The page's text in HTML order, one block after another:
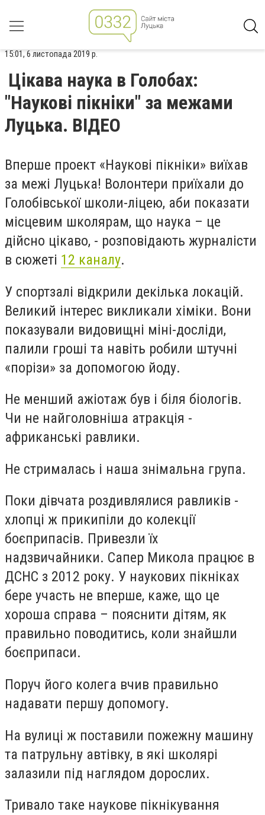
15:01, 6 листопада 2019 р.
Цікава наука в Голобах:
"Наукові пікніки" за межами
Луцька. ВІДЕО
Вперше проект «Наукові пікніки» виїхав
за межі Луцька! Волонтери приїхали до
Голобівської школи-ліцею, аби показати
місцевим школярам, що наука – це
дійсно цікаво, - розповідають журналісти
в сюжеті 12 каналу.
У спортзалі відкрили декілька локацій.
Великий інтерес викликали хіміки. Вони
показували видовищні міні-досліди,
палили гроші та навіть робили штучні
«порізи» за допомогою йоду.
Не менший ажіотаж був і біля біологів.
Чи не найголовніша атракція -
африканські равлики.
Не стрималась і наша знімальна група.
Поки дівчата роздивлялися равликів -
хлопці ж прикипіли до колекції
боєприпасів. Привезли їх
надзвичайники. Сапер Микола працює в
ДСНС з 2012 року. У наукових пікніках
бере участь не вперше, каже, що це
хороша справа – пояснити дітям, як
правильно поводитись, коли знайшли
боєприпаси.
Поруч його колега вчив правильно
надавати першу допомогу.
На вулиці ж поставили пожежну машину
та патрульну автівку, в які школярі
залазили під наглядом дорослих.
Тривало таке наукове пікнікування